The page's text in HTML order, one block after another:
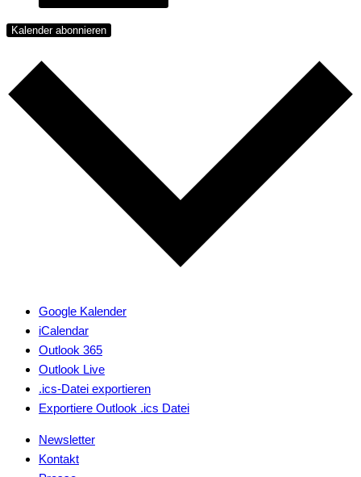
Kalender abonnieren
Google Kalender
iCalendar
Outlook 365
Outlook Live
.ics-Datei exportieren
Exportiere Outlook .ics Datei
Newsletter
Kontakt